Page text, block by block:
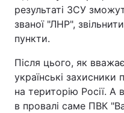
результаті ЗСУ
званої "ЛНР",
пункти.
Після цього, як
українські
на територію Росії.
в провалі саме ПВК